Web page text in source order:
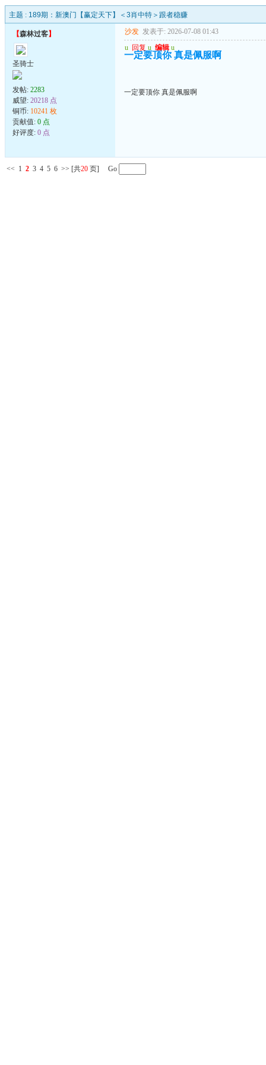
主题 : 189期：新澳门【赢定天下】＜3肖中特＞跟者稳赚
【森林过客】
圣骑士
发帖: 2283
威望: 20218 点
铜币: 10241 枚
贡献值: 0 点
好评度: 0 点
沙发 发表于: 2026-07-08 01:43
u 回复 u 编辑 u
一定要顶你 真是佩服啊
一定要顶你 真是佩服啊
<< 1 2 3 4 5 6 >> [共20 页] Go